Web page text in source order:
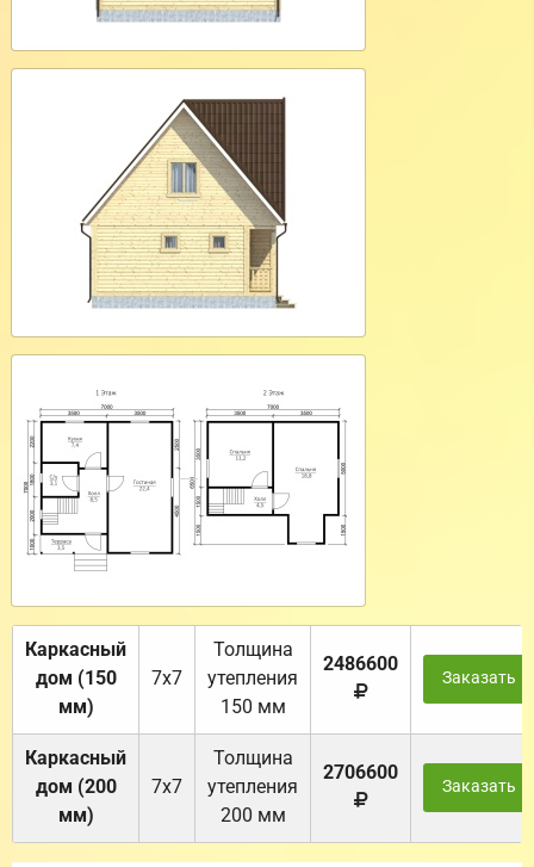
Каркасный
дом (150
мм)
7х7
Толщина
утепления
150 мм
2486600
Заказать
Каркасный
дом (200
мм)
7х7
Толщина
утепления
200 мм
2706600
Заказать